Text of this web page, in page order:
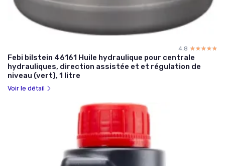
4.8 ☆☆☆☆☆
★★★★★
Febi bilstein 46161 Huile hydraulique pour centrale
hydrauliques, direction assistée et et régulation de
niveau (vert), 1 litre
Voir le détail